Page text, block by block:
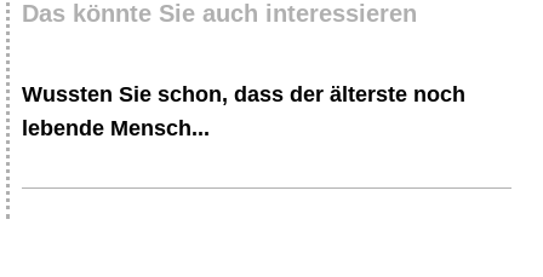
Das könnte Sie auch interessieren
Wussten Sie schon, dass der älterste noch
lebende Mensch...